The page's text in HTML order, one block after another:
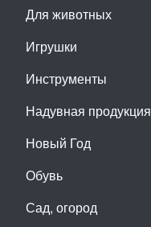
Для животных
Игрушки
Инструменты
Надувная продукция
Новый Год
Обувь
Сад, огород